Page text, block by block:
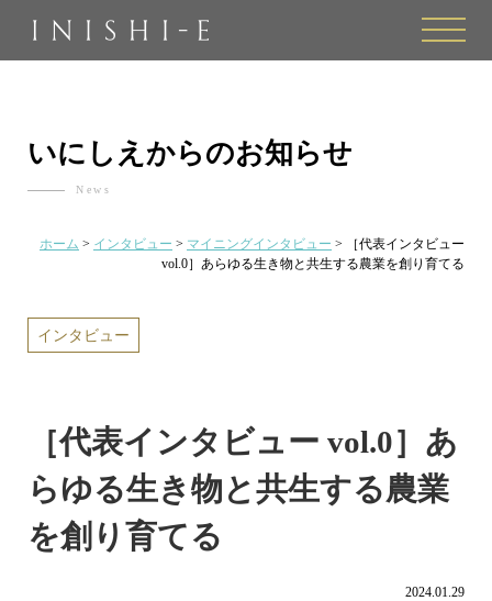
toggle
いにしえからのお知らせ
News
ホーム > インタビュー > マイニングインタビュー >
［代表インタビュー
vol.0］あらゆる生き物と共生する農業を創り育てる
インタビュー
［代表インタビュー vol.0］あ
らゆる生き物と共生する農業
を創り育てる
2024.01.29